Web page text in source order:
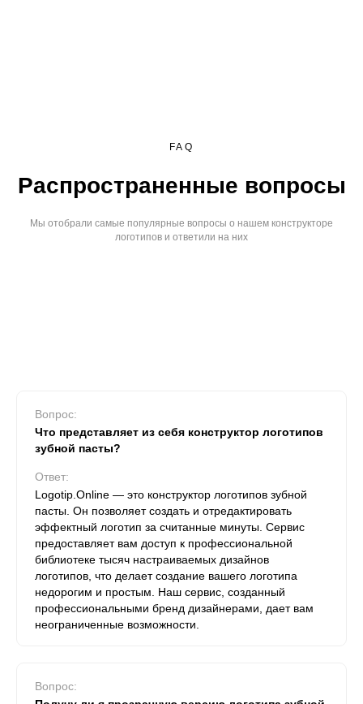
FAQ
Распространенные вопросы
Мы отобрали самые популярные вопросы о нашем конструкторе
логотипов и ответили на них
Вопрос:
Что представляет из себя конструктор логотипов
зубной пасты?
Ответ:
Logotip.Online — это конструктор логотипов зубной
пасты. Он позволяет создать и отредактировать
эффектный логотип за считанные минуты. Сервис
предоставляет вам доступ к профессиональной
библиотеке тысяч настраиваемых дизайнов
логотипов, что делает создание вашего логотипа
недорогим и простым. Наш сервис, созданный
профессиональными бренд дизайнерами, дает вам
неограниченные возможности.
Вопрос: